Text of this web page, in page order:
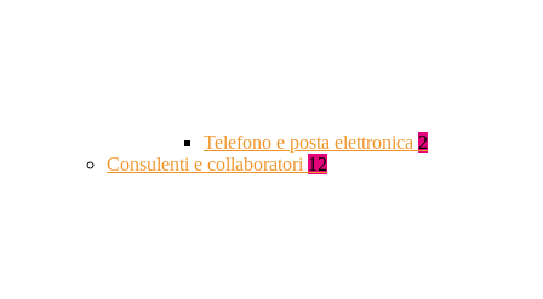
Telefono e posta elettronica 2
Consulenti e collaboratori 12